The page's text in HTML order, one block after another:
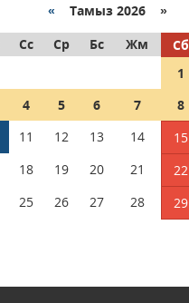
« Тамыз 2026 »
Сс Ср Бс Жм Сб
1
4 5 6 7 8
11 12 13 14 15
18 19 20 21 22
25 26 27 28 29